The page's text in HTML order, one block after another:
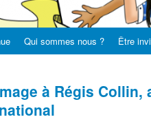
Qui sommes nous ? Être
à Régis